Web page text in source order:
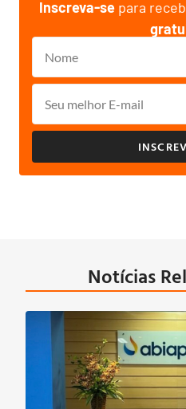
Inscreva-se para
Notícias